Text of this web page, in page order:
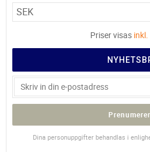
Priser visas
Dina personuppgifter behandlas i